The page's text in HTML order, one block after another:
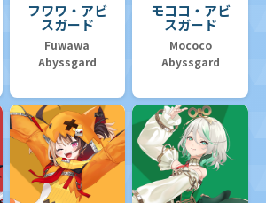
フワワ・アビ
スガード
Fuwawa
Abyssgard
モココ・アビ
スガード
Mococo
Abyssgard